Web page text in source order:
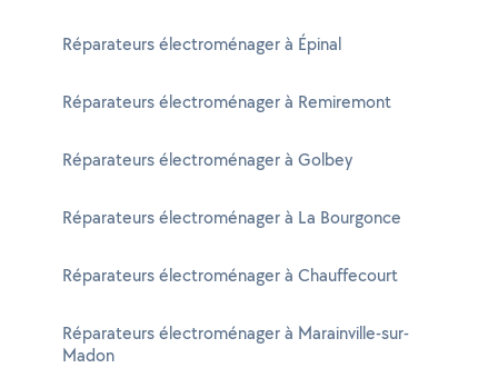
Réparateurs électroménager à Épinal
Réparateurs électroménager à Remiremont
Réparateurs électroménager à Golbey
Réparateurs électroménager à La Bourgonce
Réparateurs électroménager à Chauffecourt
Réparateurs électroménager à Marainville-sur-
Madon